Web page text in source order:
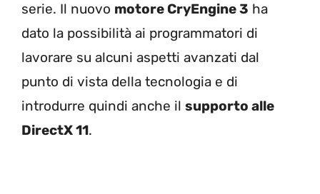
serie. Il nuovo motore CryEngine 3 ha
dato la possibilità ai programmatori di
lavorare su alcuni aspetti avanzati dal
punto di vista della tecnologia e di
introdurre quindi anche il supporto alle
DirectX 11.